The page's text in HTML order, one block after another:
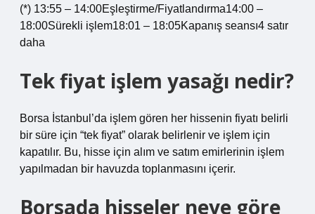
(*) 13:55 – 14:00Eşleştirme/Fiyatlandırma14:00 –
18:00Sürekli işlem18:01 – 18:05Kapanış seansı4 satır
daha
Tek fiyat işlem yasağı nedir?
Borsa İstanbul’da işlem gören her hissenin fiyatı belirli
bir süre için “tek fiyat” olarak belirlenir ve işlem için
kapatılır. Bu, hisse için alım ve satım emirlerinin işlem
yapılmadan bir havuzda toplanmasını içerir.
Borsada hisseler neye göre